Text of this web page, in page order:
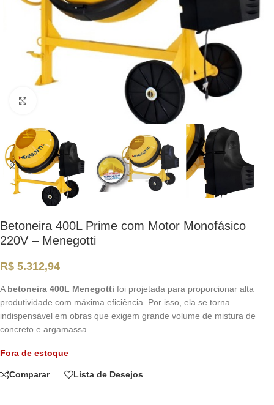
Betoneira 400L Prime com Motor Monofásico
220V – Menegotti
R$ 5.312,94
A betoneira 400L Menegotti foi projetada para proporcionar alta
produtividade com máxima eficiência. Por isso, ela se torna
indispensável em obras que exigem grande volume de mistura de
concreto e argamassa.
Fora de estoque
Comparar Lista de Desejos